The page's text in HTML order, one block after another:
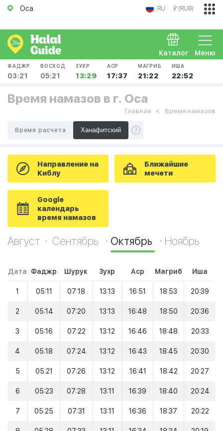
Оса RU ₽ (RUB)
Меню
Каталог
ФАДЖР
03:21
ВОСХОД
05:21
ЗУХР
13:29
АСР
17:37
МАГРИБ
21:22
ИША
22:52
Время намазов в г. Оса
Главная Время намазов
Время расчета
Направление на
Киблу
Ближайшие
мечети
Google
календарь
время намазов
Август Сентябрь Октябрь Ноябрь
Дата Фаджр Шурук Зухр Аср Магриб Иша
1 05:11 07:18 13:13 16:51 18:53 20:39
2 05:14 07:20 13:13 16:48 18:50 20:36
3 05:16 07:22 13:12 16:46 18:48 20:33
4 05:18 07:24 13:12 16:43 18:45 20:30
5 05:21 07:26 13:12 16:41 18:42 20:27
6 05:23 07:28 13:11 16:39 18:40 20:24
7 05:25 07:31 13:11 16:36 18:37 20:22